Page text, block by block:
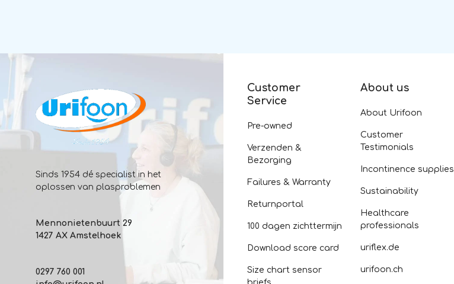
Sinds 1954 dé specialist in het
oplossen van plasproblemen
Mennonietenbuurt 29
1427 AX Amstelhoek
0297 760 001
Customer
Service
Pre-owned
Verzenden &
Bezorging
Failures & Warranty
Returnportal
100 dagen zichttermijn
Download score card
Size chart sensor
About us
About Urifoon
Customer
Testimonials
Incontinence supplies
Sustainability
Healthcare
professionals
uriflex.de
urifoon.ch